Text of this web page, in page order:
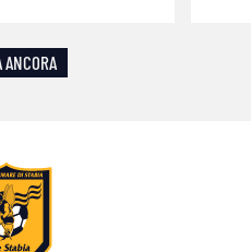
ANCORA